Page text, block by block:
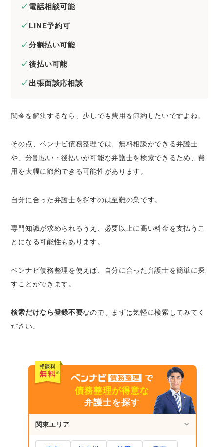
電話相談可能
LINE予約可
分割払い可能
後払い可能
出張面談応相談
闇金を解決するなら、少しでも費用を節約したいですよね。
その点、ベンナビ債務整理では、無料相談ができる弁護士
や、分割払い・後払いが可能な弁護士を検索できるため、費
用を大幅に節約できる可能性があります。
自分に合った弁護士を探すのは至難の業です。
専門知識が求められるうえ、必要以上に高い料金を支払うこ
とになる可能性もあります。
ベンナビ債務整理を使えば、自分に合った弁護士を簡単に探
すことができます。
検索だけなら登録不要なので、まずは気軽に検索してみてく
ださい。
債務整理が得意な
弁護士を探す
関東エリア